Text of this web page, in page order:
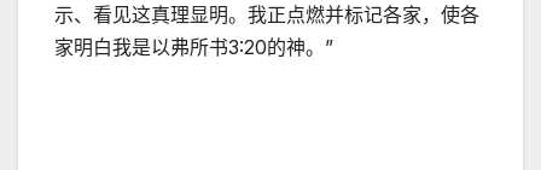
示、看见这真理显明。我正点燃并标记各家，使各
家明白我是以弗所书3:20的神。”